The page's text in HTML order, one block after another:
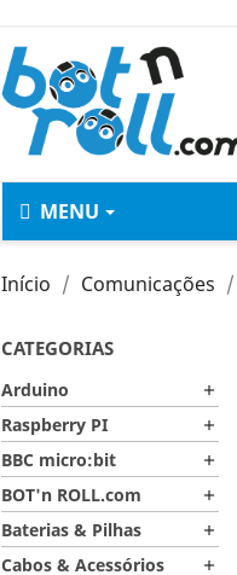
MENU
Início Comunicações
CATEGORIAS
Arduino 
Raspberry PI 
BBC micro:bit 
BOT'n ROLL.com 
Baterias & Pilhas 
Cabos & Acessórios 